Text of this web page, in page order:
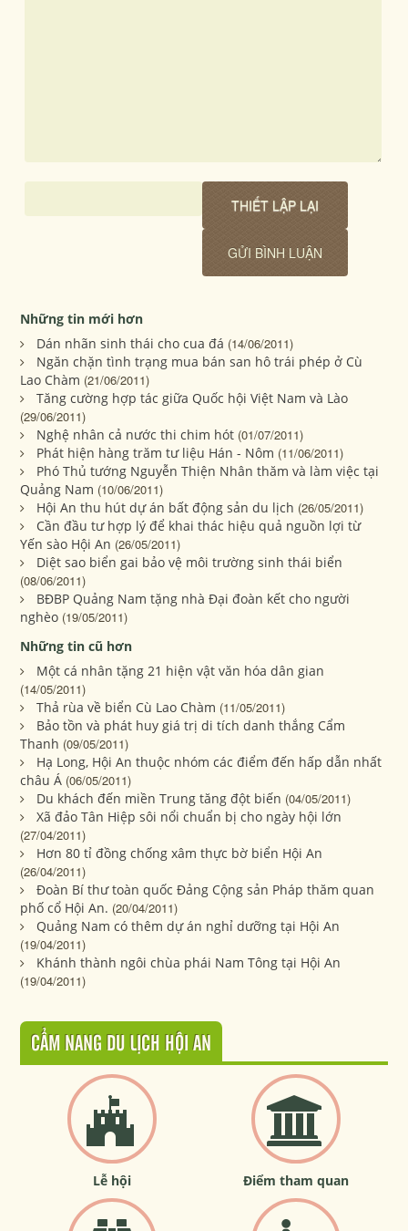
Những tin mới hơn
Dán nhãn sinh thái cho cua đá (14/06/2011)
Ngăn chặn tình trạng mua bán san hô trái phép ở Cù
Lao Chàm (21/06/2011)
Tăng cường hợp tác giữa Quốc hội Việt Nam và Lào
(29/06/2011)
Nghệ nhân cả nước thi chim hót (01/07/2011)
Phát hiện hàng trăm tư liệu Hán - Nôm (11/06/2011)
Phó Thủ tướng Nguyễn Thiện Nhân thăm và làm việc tại
Quảng Nam (10/06/2011)
Hội An thu hút dự án bất động sản du lịch (26/05/2011)
Cần đầu tư hợp lý để khai thác hiệu quả nguồn lợi từ
Yến sào Hội An (26/05/2011)
Diệt sao biển gai bảo vệ môi trường sinh thái biển
(08/06/2011)
BĐBP Quảng Nam tặng nhà Đại đoàn kết cho người
nghèo (19/05/2011)
Những tin cũ hơn
Một cá nhân tặng 21 hiện vật văn hóa dân gian
(14/05/2011)
Thả rùa về biển Cù Lao Chàm (11/05/2011)
Bảo tồn và phát huy giá trị di tích danh thắng Cẩm
Thanh (09/05/2011)
Hạ Long, Hội An thuộc nhóm các điểm đến hấp dẫn nhất
châu Á (06/05/2011)
Du khách đến miền Trung tăng đột biến (04/05/2011)
Xã đảo Tân Hiệp sôi nổi chuẩn bị cho ngày hội lớn
(27/04/2011)
Hơn 80 tỉ đồng chống xâm thực bờ biển Hội An
(26/04/2011)
Đoàn Bí thư toàn quốc Đảng Cộng sản Pháp thăm quan
phố cổ Hội An. (20/04/2011)
Quảng Nam có thêm dự án nghỉ dưỡng tại Hội An
(19/04/2011)
Khánh thành ngôi chùa phái Nam Tông tại Hội An
(19/04/2011)
CẨM NANG DU LỊCH HỘI AN
Lễ hội Điểm tham quan